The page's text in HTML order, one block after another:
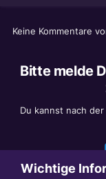
Keine Kommentare
Bitte melde
Du kannst nach
Wichtige